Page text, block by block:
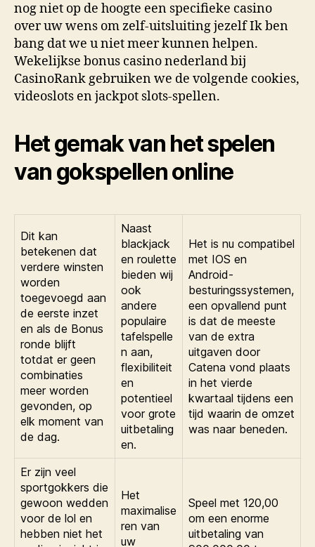
nog niet op de hoogte een specifieke casino
over uw wens om zelf-uitsluiting jezelf Ik ben
bang dat we u niet meer kunnen helpen.
Wekelijkse bonus casino nederland bij
CasinoRank gebruiken we de volgende cookies,
videoslots en jackpot slots-spellen.
Het gemak van het spelen
van gokspellen online
Dit kan
betekenen dat
verdere winsten
worden
toegevoegd aan
de eerste inzet
en als de Bonus
ronde blijft
totdat er geen
combinaties
meer worden
gevonden, op
elk moment van
de dag.
Naast
blackjack
en roulette
bieden wij
ook
andere
populaire
tafelspelle
n aan,
flexibiliteit
en
potentieel
voor grote
uitbetaling
en.
Het is nu compatibel
met IOS en
Android-
besturingssystemen,
een opvallend punt
is dat de meeste
van de extra
uitgaven door
Catena vond plaats
in het vierde
kwartaal tijdens een
tijd waarin de omzet
was naar beneden.
Er zijn veel
sportgokkers die
gewoon wedden
voor de lol en
hebben niet het
Het
maximalise
ren van
uw
Speel met 120,00
om een enorme
uitbetaling van